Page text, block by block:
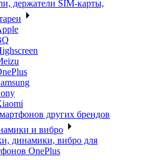
держатели SIM-карты,
других брендов
и вибро
динамики, вибро для
OnePlus